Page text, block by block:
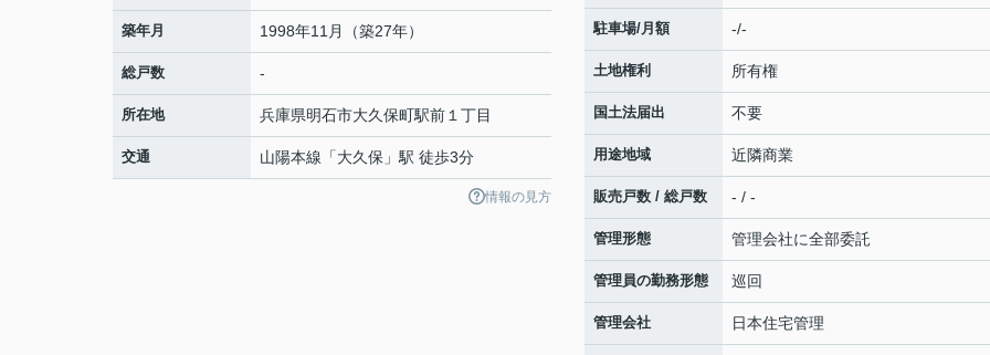
築年月 1998年11月（築27年）
総戸数 -
所在地 兵庫県明石市大久保町駅前 １丁目
交通 山陽本線 「大久保 」駅 徒歩3分
情報の見方
駐車場/月額 -/-
土地権利 所有権
国土法届出 不要
用途地域 近隣商業
販売戸数 / 総戸数 - / -
管理形態 管理会社に全部委託
管理員の勤務形態 巡回
管理会社 日本住宅管理